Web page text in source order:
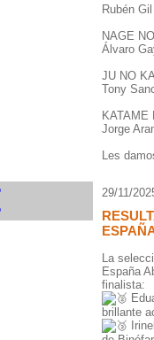
Rubén
NAGE
Álvaro
JU NO
Tony
KATAME
Jorge
Les
29/11/
La
España
finalista:
brillante